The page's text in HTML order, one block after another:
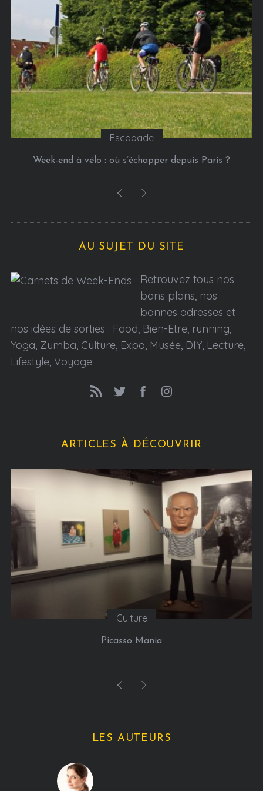
s
Escapade
Week-end à vélo : où s’échapper depuis Paris ?
AU SUJET DU SITE
Retrouvez tous nos
bons plans, nos
bonnes adresses et
nos idées de sorties : Food, Bien-Etre, running,
Yoga, Zumba, Culture, Expo, Musée, DIY, Lecture,
Lifestyle, Voyage
ARTICLES À DÉCOUVRIR
Culture
Picasso Mania
LES AUTEURS